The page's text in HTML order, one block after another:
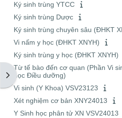
Mở ngăn kéo tài liệu
Ký sinh trùng YTCC
Ký sinh trùng Dược
Ký sinh trùng chuyên sâu (ĐHKT
Vi nấm y học (ĐHKT XNYH)
Ký sinh trùng y học (ĐHKT XNYH)
Từ tế bào đến cơ quan (Phần Vi
học Điều dưỡng)
Vi sinh (Y Khoa) VSV23123
Xét nghiệm cơ bản XNY24013
Y Sinh học phân tử XN VSV24013